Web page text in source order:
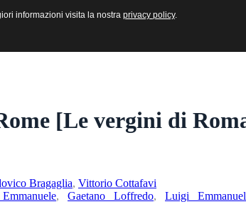
[Le vergini di
Bragaglia, Vittorio Cottafavi
, Gaetano Loffredo, Luigi
informazioni visita la nostra privacy policy.
informazioni visita la nostra privacy policy.